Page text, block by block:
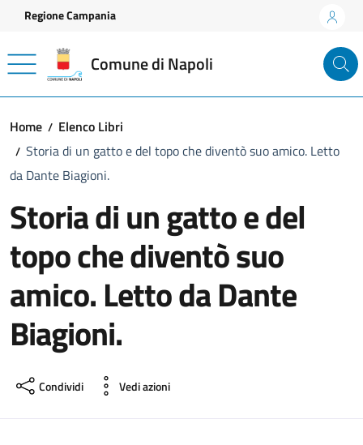
Vai ai contenuti
Vai al footer
Regione Campania
Comune di Napoli
Home
Elenco Libri
Storia di un gatto e del topo che diventò suo amico. Letto
da Dante Biagioni.
Storia di un gatto e del
topo che diventò suo
amico. Letto da Dante
Biagioni.
Condividi Vedi azioni